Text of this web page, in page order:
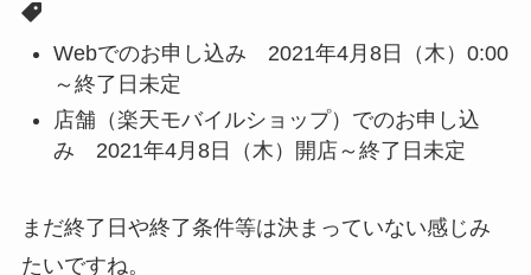
Webでのお申し込み 2021年4月8日（木）0:00
～終了日未定
店舗（楽天モバイルショップ）でのお申し込
み 2021年4月8日（木）開店～終了日未定
まだ終了日や終了条件等は決まっていない感じみ
たいですね。